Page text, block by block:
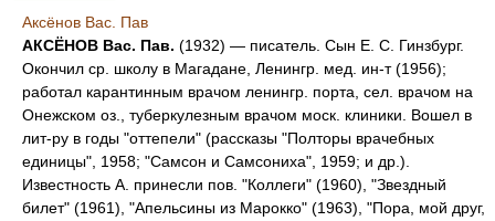
Аксёнов Вас. Пав
АКСЁНОВ Вас. Пав. (1932) — писатель. Сын Е. С. Гинзбург.
Окончил ср. школу в Магадане, Ленингр. мед. ин-т (1956);
работал карантинным врачом ленингр. порта, сел. врачом на
Онежском оз., туберкулезным врачом моск. клиники. Вошел в
лит-ру в годы "оттепели" (рассказы "Полторы врачебных
единицы", 1958; "Самсон и Самсониха", 1959; и др.).
Известность А. принесли пов. "Коллеги" (1960), "Звездный
билет" (1961), "Апельсины из Марокко" (1963), "Пора, мой друг,